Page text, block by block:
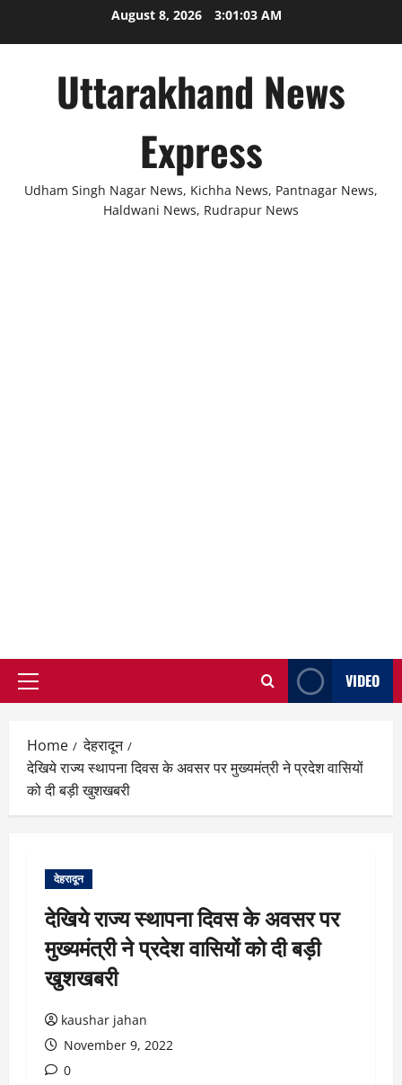
August 8, 2026 3:01:04 AM
Uttarakhand News
Express
Udham Singh Nagar News, Kichha News, Pantnagar News,
Haldwani News, Rudrapur News
Primary
VIDEO
Home
देहरादून
देखिये राज्य स्थापना दिवस के अवसर पर मुख्यमंत्री ने प्रदेश वासियों
को दी बड़ी खुशखबरी
देहरादून
देखिये राज्य स्थापना दिवस के अवसर पर
मुख्यमंत्री ने प्रदेश वासियों को दी बड़ी
खुशखबरी
kaushar jahan
November 9, 2022
0